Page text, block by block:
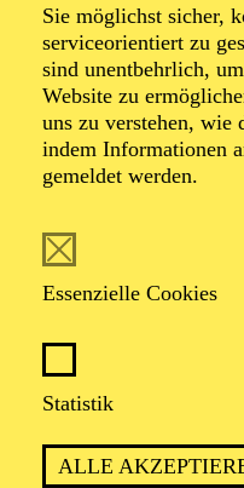
Sie möglichst sicher,
serviceorientiert zu
sind unentbehrlich,
Website zu
uns zu verstehen, wie
indem Informationen
gemeldet werden.
Essenzielle Cookies
Statistik
ALLE
Foto: Björn Hickmann
Mitglied des Aalto-